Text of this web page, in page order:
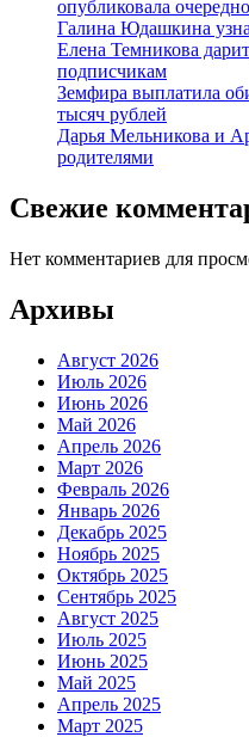
опубликовала
Галина Юдашкина
Елена Темникова
подписчикам
Земфира выплатила
тысяч рублей
Дарья Мельникова и
родителями
Свежие
Нет комментариев для
Архивы
Август 2026
Июль 2026
Июнь 2026
Май 2026
Апрель 2026
Март 2026
Февраль 2026
Январь 2026
Декабрь 2025
Ноябрь 2025
Октябрь 2025
Сентябрь 2025
Август 2025
Июль 2025
Июнь 2025
Май 2025
Апрель 2025
Март 2025